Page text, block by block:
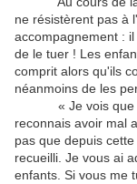
ne résistèrent pas à
accompagnement :
de le tuer ! Les
comprit alors qu'ils
néanmoins de les
« Je vois que
reconnais avoir mal
pas que depuis
recueilli. Je vous ai
enfants. Si vous me